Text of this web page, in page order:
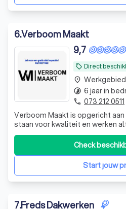
6.Verboom Maakt
local_offer Direct
9,7
Verboom Maakt is opgericht aan
staan voor kwaliteit en werken
best bewezen producten. We zijn gespecialiseerd in
dakwerk. Door meer dan 10 jaar
belangrijk vinden en dat is
moment dat u contact me
Start jouw
Check
place
timelapse 6 jaar in
phone 073 212 0511
7.Freds Dakwerken